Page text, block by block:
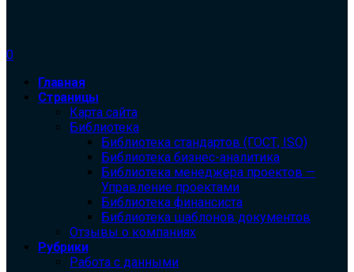
0
Главная
Страницы
Карта сайта
Библиотека
Библиотека cтандартов (ГОСТ, ISO)
Библиотека бизнес-аналитика
Библиотека менеджера проектов —
Управление проектами
Библиотека финансиста
Библиотека шаблонов документов
Отзывы о компаниях
Рубрики
Работа с данными